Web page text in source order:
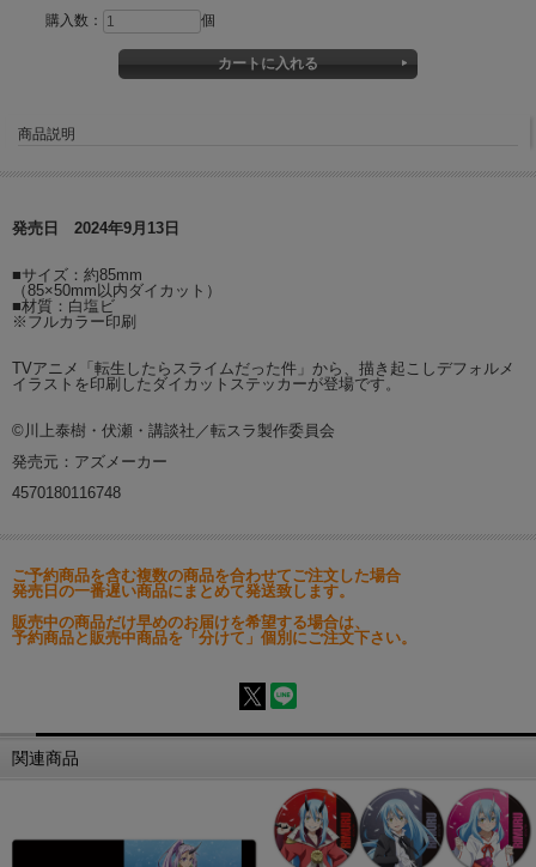
購入数： 個
商品説明
発売日 2024年9月13日
■サイズ：約85mm
（85×50mm以内ダイカット）
■材質：白塩ビ
※フルカラー印刷
TVアニメ「転生したらスライムだった件」から、描き起こしデフォルメ
イラストを印刷したダイカットステッカーが登場です。
©川上泰樹・伏瀬・講談社／転スラ製作委員会
発売元：アズメーカー
4570180116748
ご予約商品を含む複数の商品を合わせてご注文した場合
発売日の一番遅い商品にまとめて発送致します。
販売中の商品だけ早めのお届けを希望する場合は、
予約商品と販売中商品を「分けて」個別にご注文下さい。
関連商品